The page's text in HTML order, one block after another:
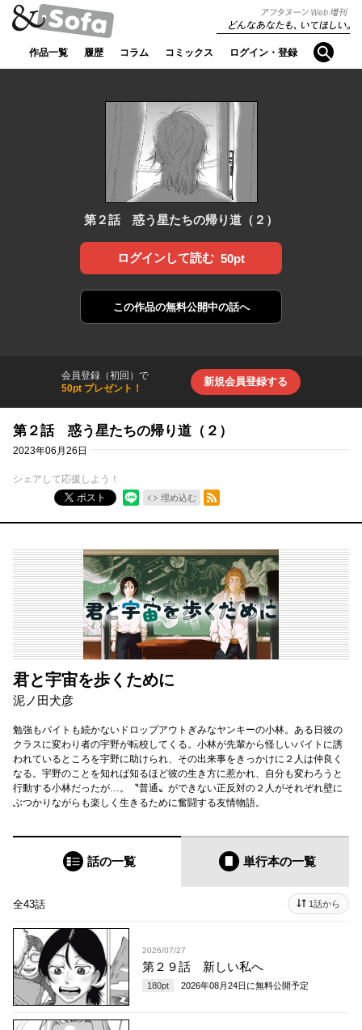
アフタヌ
ーンWeb
増刊【ア
どんなあなたも、
いてほしい。
作品一覧 履歴 コラム コミックス ログイン・登録 検索
第２話 惑う星たちの帰り道（２）
ログインして読む 50pt
この作品の無料公開中の話へ
会員登録（初回）で
50pt プレゼント！
新規会員登録する
第２話 惑う星たちの帰り道（２）
2023年06月26日
シェアして応援しよう！
ポスト
埋め込む
RSSフィード
君と宇宙を歩くために
泥ノ田犬彦
勉強もバイトも続かないドロップアウトぎみなヤンキーの小林。ある日彼の
クラスに変わり者の宇野が転校してくる。小林が先輩から怪しいバイトに誘
われているところを宇野に助けられ、その出来事をきっかけに２人は仲良く
なる。宇野のことを知れば知るほど彼の生き方に惹かれ、自分も変わろうと
行動する小林だったが…。〝普通〟ができない正反対の２人がそれぞれ壁に
ぶつかりながらも楽しく生きるために奮闘する友情物語。
話の一覧 単行本の一覧
全43話 1話から
2026/07/27
第２９話 新しい私へ
180pt 2026年08月24日 に無料公開予定